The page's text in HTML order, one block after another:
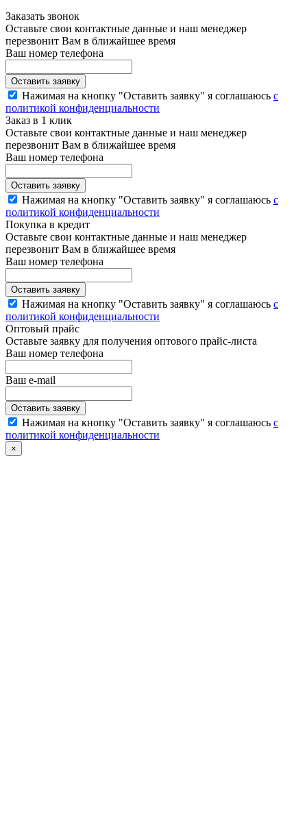
Заказать звонок
Оставьте свои контактные данные и наш менеджер
перезвонит Вам в ближайшее время
Ваш номер телефона
Нажимая на кнопку "Оставить заявку" я соглашаюсь с
политикой конфиденциальности
Заказ в 1 клик
Оставьте свои контактные данные и наш менеджер
перезвонит Вам в ближайшее время
Ваш номер телефона
Нажимая на кнопку "Оставить заявку" я соглашаюсь с
политикой конфиденциальности
Покупка в кредит
Оставьте свои контактные данные и наш менеджер
перезвонит Вам в ближайшее время
Ваш номер телефона
Нажимая на кнопку "Оставить заявку" я соглашаюсь с
политикой конфиденциальности
Оптовый прайс
Оставьте заявку для получения оптового прайс-листа
Ваш номер телефона
Ваш e-mail
Нажимая на кнопку "Оставить заявку" я соглашаюсь с
политикой конфиденциальности
×